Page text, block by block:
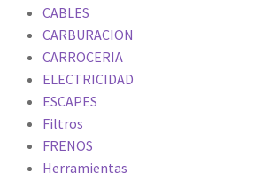
CABLES
CARBURACION
CARROCERIA
ELECTRICIDAD
ESCAPES
Filtros
FRENOS
Herramientas